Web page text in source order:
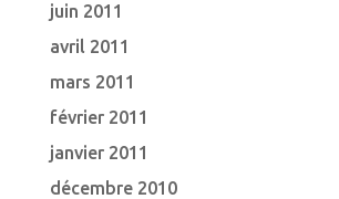
juin 2011
avril 2011
mars 2011
février 2011
janvier 2011
décembre 2010